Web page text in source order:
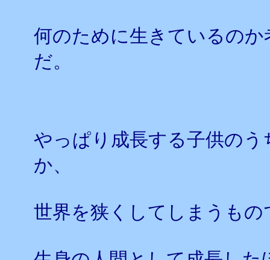
何のために生きているの
だ。
やっぱり成長する子供の
か、
世界を狭くしてしまうも